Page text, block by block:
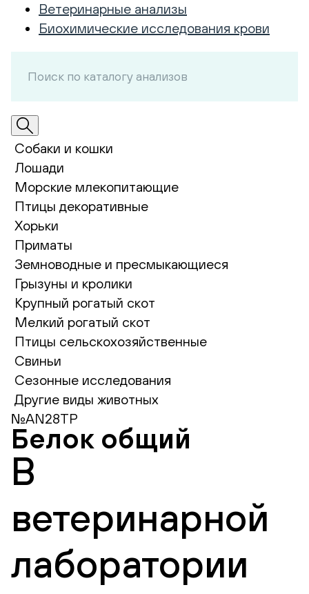
Ветеринарные анализы
Биохимические исследования крови
Собаки и кошки
Лошади
Морские млекопитающие
Птицы декоративные
Хорьки
Приматы
Земноводные и пресмыкающиеся
Грызуны и кролики
Крупный рогатый скот
Мелкий рогатый скот
Птицы сельскохозяйственные
Свиньи
Сезонные исследования
Другие виды животных
№AN28TP
Белок общий
В
ветеринарной
лаборатории